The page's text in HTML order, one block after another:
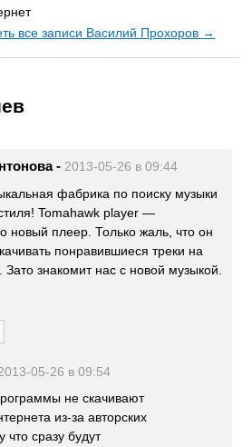
все записи Василий Прохоров →
- 2013-05-26 в 09:44
фабрика по поиску музыки
Tomahawk player —
новый плеер. Только жаль, что он
понравившиеся треки на
знакомит нас с новой музыкой.
05-26 в 09:54
не скачивают
из-за авторских
что сразу будут